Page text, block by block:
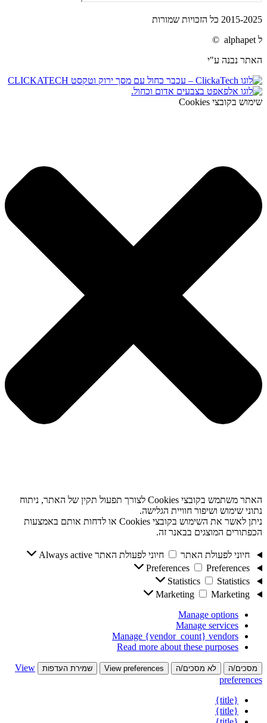
2015-2025 כל הזכויות שמורות
ל alphapet ©
האתר נבנה ע"י
שימוש בקובצי Cookies
האתר משתמש בקובצי Cookies לצורך תפעול תקין של האתר, ניתוח
נתוני שימוש ושיפור חוויית הגלישה.
ניתן לאשר את השימוש בקובצי Cookies או לדחות אותם באמצעות
הכפתורים המוצגים בבאנר זה.
חיוני לפעולת האתר חיוני לפעולת האתר Always active
Preferences
Preferences
Statistics
Statistics
Marketing
Marketing
Manage options
Manage services
Manage {vendor_count} vendors
Read more about these purposes
מסכים/ה לא מסכים/ה View preferences שמירת העדפות
View
preferences
{title}
{title}